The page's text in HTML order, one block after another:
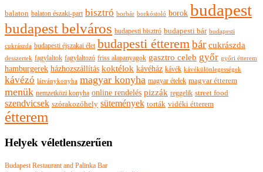
balaton balaton északi-part bisztró borbár borkóstoló borok budapest
budapest belváros budapesti bisztró budapesti bár budapesti
cukrászda budapesti éjszakai élet budapesti étterembár cukrászda
desszertek fagylaltok fagylaltozó friss alapanyagok gasztro celeb győr győri étterem
hamburgerek házhozszállítás koktélok kávéház kávék kávékülönlegességek
kávézó látványkonyha magyar konyha magyar ételek magyar étterem
menük nemzetközi konyha online rendelés pizzák reggelik street food
szendvicsek szórakozóhely sütemények torták vidéki étterem
étterem
Helyek véletlenszerűen
Budapest Restaurant and Palinka Bar